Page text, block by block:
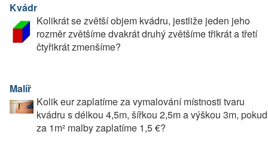
Kvádr
Kolikrát se zvětší objem kvádru, jestliže jeden jeho
rozměr zvětšíme dvakrát druhý zvětšíme třikrát a třetí
čtyřikrát zmenšíme?
Malíř
Kolik eur zaplatíme za vymalování místnosti tvaru
kvádru s délkou 4,5m, šířkou 2,5m a výškou 3m, pokud
za 1m² malby zaplatíme 1,5 €?